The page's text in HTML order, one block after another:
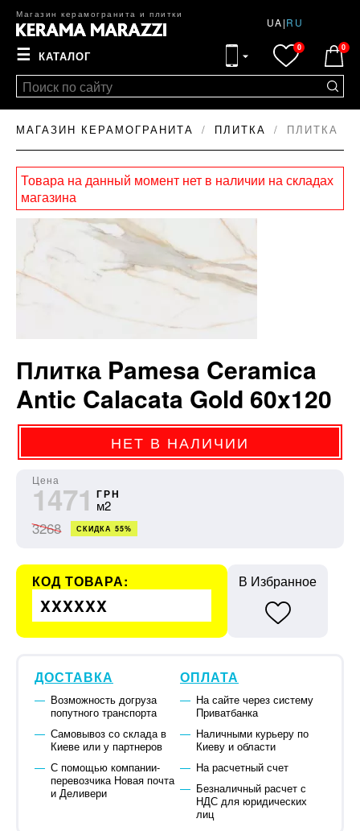
Магазин керамогранита и плитки
UA|RU
☰ КАТАЛОГ
0 0
МАГАЗИН КЕРАМОГРАНИТА ПЛИТКА ПЛИТКА
Товара на данный момент нет в наличии на складах
магазина
Плитка Pamesa Ceramica
Antic Calacata Gold 60x120
НЕТ В НАЛИЧИИ
Цена
1471 ГРН
м2
3268 СКИДКА 55%
КОД ТОВАРА:
XXXXXX
В Избранное
ДОСТАВКА
Возможность догруза
попутного транспорта
Самовывоз со склада в
Киеве или у партнеров
С помощью компании-
перевозчика Новая почта
и Деливери
ОПЛАТА
На сайте через систему
Приватбанка
Наличными курьеру по
Киеву и области
На расчетный счет
Безналичный расчет с
НДС для юридических
лиц